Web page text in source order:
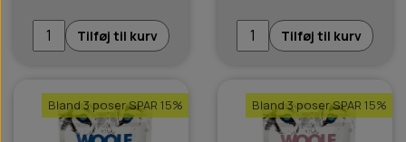
Tilføj til kurv Tilføj til kurv
Bland 3 poser SPAR 15% Bland 3 poser SPAR 15%